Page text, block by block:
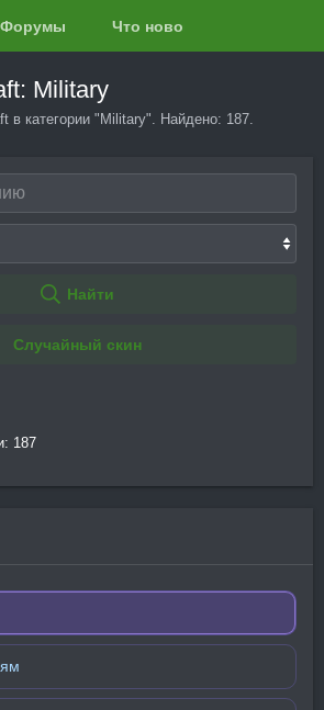
Форумы Что нового?
Military
в категории "Military". Найдено: 187.
Найти
Случайный скин
187